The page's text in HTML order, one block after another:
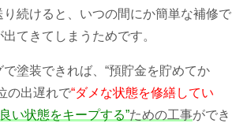
続けると、いつの間にか簡単な補修で
てきてしまうためです。
塗装できれば、“預貯金を貯めてか
の出遅れで“ダメな状態を修繕してい
い状態をキープする”ための工事ができ